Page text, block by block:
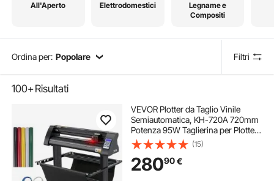
All'Aperto Elettrodomestici
Legname e
Compositi
Ordina per: Popolare Filtri
100+Risultati
VEVOR Plotter da Taglio Vinile
Semiautomatica, KH-720A 720mm
Potenza 95W Taglierina per Plotter
Vinile Signmaster con Luce Guida a
LED per Adesivi per Auto, Segnali
Stradali, Palloncini, Caschi, ecc.
(15)
28090€